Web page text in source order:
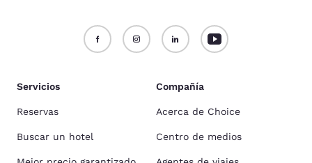
Servicios
Reservas
Buscar un hotel
Compañía
Acerca de Choice
Centro de medios